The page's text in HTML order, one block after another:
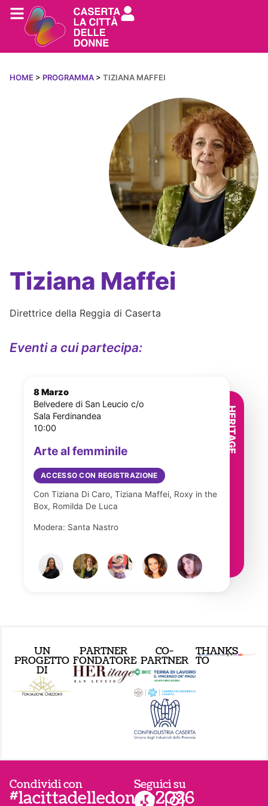
HOME > PROGRAMMA > TIZIANA MAFFEI
Tiziana Maffei
Direttrice della Reggia di Caserta
Eventi a cui partecipa:
8 Marzo
Belvedere di San Leucio c/o
Sala Ferdinandea
10:00
Arte al femminile
ACCESSO CON REGISTRAZIONE
Con Tiziana Di Caro, Tiziana Maffei, Roxy in the
Box, Romilda De Luca
Modera: Santa Nastro
UN
PROGETTO
DI
PARTNER
FONDATORE
CO-
PARTNER
THANKS
TO
Condividi con
#lacittadelledonne2026
Seguici su